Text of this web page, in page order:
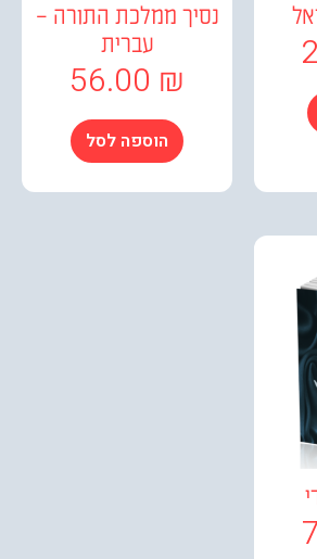
נסיך ממלכת התורה –
56.00
הוספה לסל